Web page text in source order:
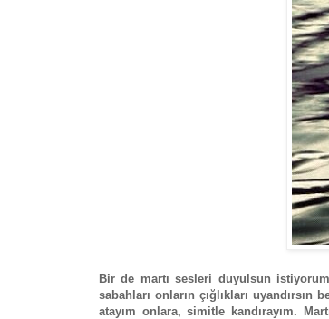
Bir de martı sesleri duyulsun
sabahları onların çığlıkları
atayım onlara, simitle kandırayım.